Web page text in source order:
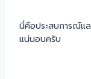
นี่คือประสบการณ์แล
แน่นอนครับ